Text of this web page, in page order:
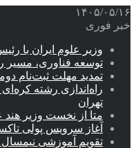
۱۴۰۵/۰۵/۱۶
خبر فوری
وزیر علوم ایران با
توسعه فناوری،
تمدید مهلت ثبت‌نام دومین
تهران
متا از نخست وزیر
آغاز سرویس پولی
تقویم آموزشی